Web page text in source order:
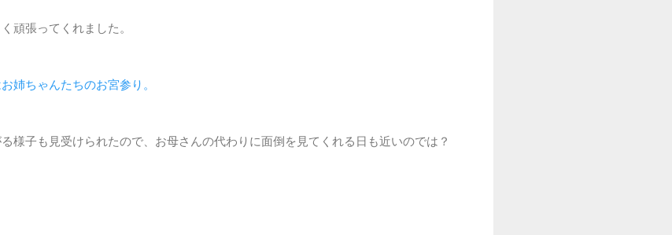
頑張ってくれました。
姉ちゃんたちのお宮参り。
様子も見受けられたので、お母さんの代わりに面倒を見てくれる日も近いのでは？